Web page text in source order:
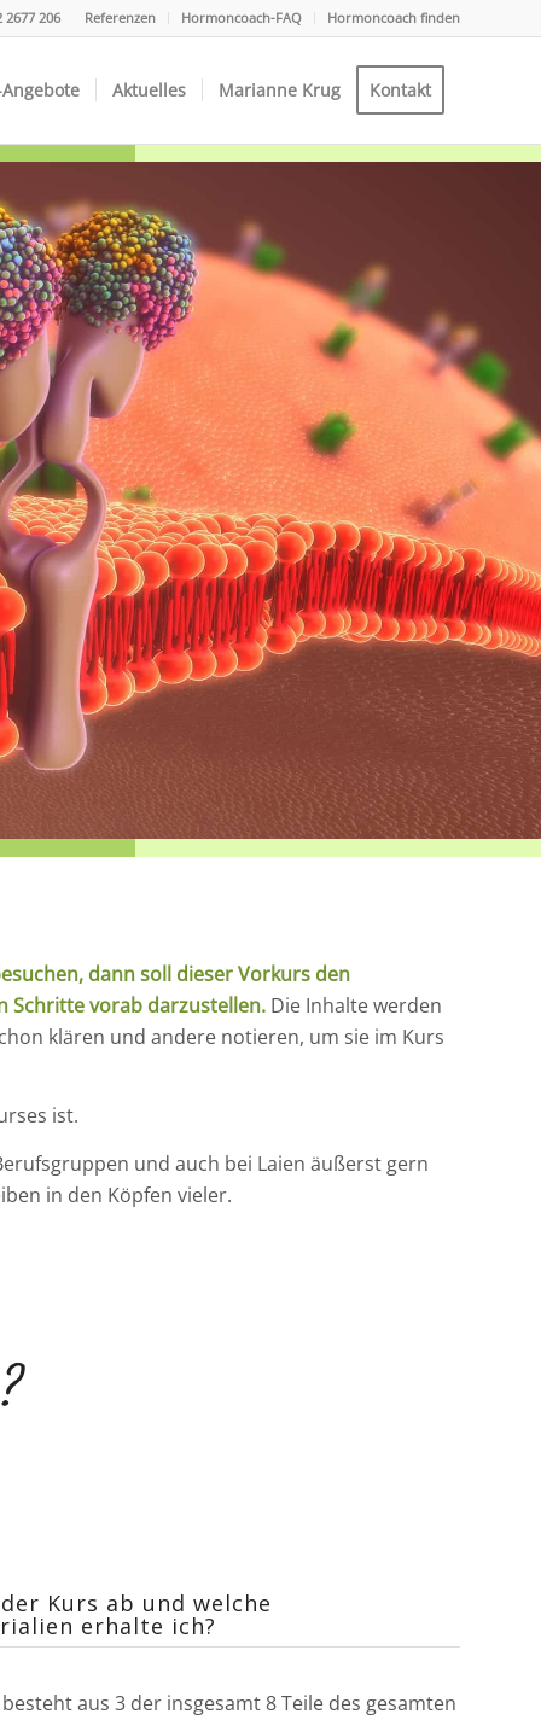
Referenzen Hormoncoach-FAQ Hormoncoach finden
2677 206
Aktuelles Marianne Krug Kontakt
dann soll dieser Vorkurs den
Schritte vorab darzustellen. Die Inhalte werden
klären und andere notieren, um sie im Kurs
ist.
und auch bei Laien äußerst gern
in den Köpfen vieler.
Kurs ab und welche
erhalte ich?
aus 3 der insgesamt 8 Teile des gesamten